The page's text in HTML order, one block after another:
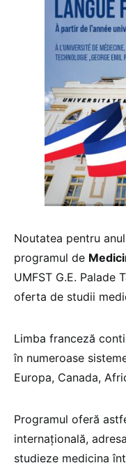
Noutatea pentru
programul de
UMFST G.E. Palade
oferta de studii
Limba franceză
în numeroase
Europa, Canada,
Programul oferă
internațională,
studieze medicina